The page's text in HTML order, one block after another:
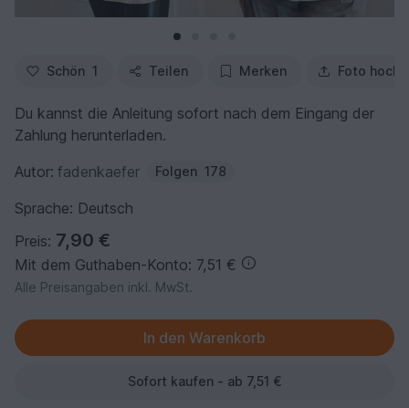
Schön 1 Teilen Merken Foto
Du kannst die Anleitung sofort nach dem Eingang der
Zahlung herunterladen.
Autor: fadenkaefer Folgen 178
Sprache: Deutsch
Preis: 7,90 €
Mit dem Guthaben-Konto: 7,51 €
Alle Preisangaben inkl. MwSt.
Sofort kaufen - ab 7,51 €